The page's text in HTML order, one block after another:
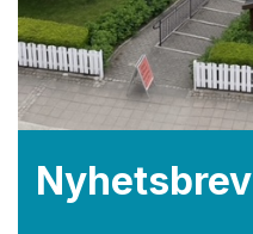
Nyhetsbrev